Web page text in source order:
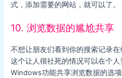
式，添加需要的网站，就可以了。
10. 浏览数据的尴尬共享
不想让朋友们看到你的搜索记录
这个让人很社死的情况可以在个
Windows功能共享浏览数据的选项